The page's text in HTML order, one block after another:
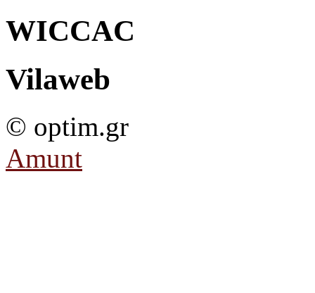
WICCAC
Vilaweb
© optim.gr
Amunt